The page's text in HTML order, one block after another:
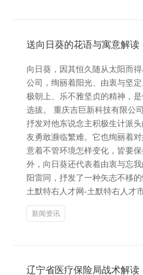
送向日葵的花语与寓意解读
向日葵，因其恒久随从太阳而
公司，绚丽着阳光、由衷与坚
极朝上、乐不雅坚贞的精神，
选拔。 重庆吉巨新科技有限公
抒发对他东说念主积极生计派
友勇敢濒临繁难。它也绚丽着
意着不管环境怎样变化，皆要
外，向日葵还代表着由衷与忘
阳雷同，抒发了一种矢志不移
土默特右人才网-土默特右人才
新闻资讯
辽宁省医疗保险局战术解读